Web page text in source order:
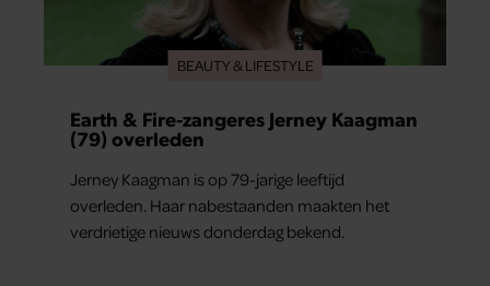
BEAUTY & LIFESTYLE
Earth & Fire-zangeres Jerney Kaagman
(79) overleden
Jerney Kaagman is op 79-jarige leeftijd
overleden. Haar nabestaanden maakten het
verdrietige nieuws donderdag bekend.